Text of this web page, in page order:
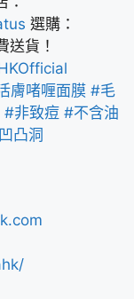
選購：
送貨！
膚啫喱面膜 #毛
#非致痘 #不含油
凸洞